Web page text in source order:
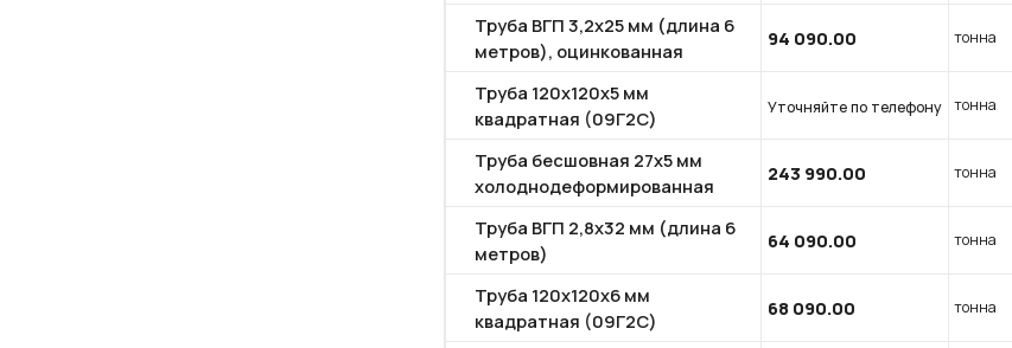
Труба ВГП 3,2х25 мм (длина 6
метров), оцинкованная
94 090.00 тонна
Труба 120x120х5 мм
квадратная (09Г2С)
Уточняйте по телефону тонна
Труба бесшовная 27х5 мм
холоднодеформированная
243 990.00 тонна
Труба ВГП 2,8х32 мм (длина 6
метров)
64 090.00 тонна
Труба 120x120х6 мм
квадратная (09Г2С)
68 090.00 тонна